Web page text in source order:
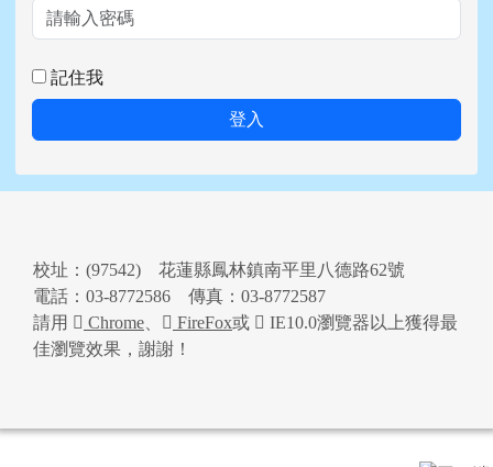
記住我
登入
頁尾區域內容
校址：(97542) 花蓮縣鳳林鎮南平里八德路62號
電話：03-8772586 傳真：03-8772587
請用
Chrome FireFox或
IE10.0瀏覽器以上獲得最
佳瀏覽效果，謝謝！